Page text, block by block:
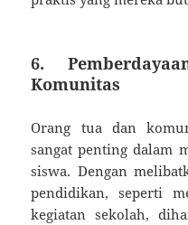
6.
Komunitas
Orang tua dan
sangat penting dalam
siswa. Dengan
pendidikan, seperti
kegiatan sekolah,